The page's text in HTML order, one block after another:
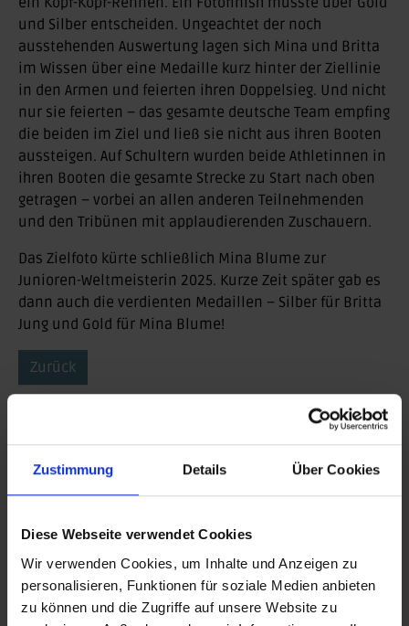
Zustimmung Details Über Cookies
Diese Webseite verwendet Cookies
Wir verwenden Cookies, um Inhalte und Anzeigen zu
personalisieren, Funktionen für soziale Medien anbieten
zu können und die Zugriffe auf unsere Website zu
und Silber entscheiden. Ungeachtet der noch
ausstehenden Auswertung lagen sich Mina und Britta
im Wissen über eine Medaille kurz hinter der Ziellinie
in den Armen und feierten ihren Doppelsieg. Und nicht
nur sie feierten – das gesamte deutsche Team empfing
die beiden im Ziel und ließ sie nicht aus ihren Booten
aussteigen. Auf Schultern wurden beide Athletinnen in
ihren Booten die gesamte Strecke zu Start nach oben
getragen – vorbei an allen anderen Teilnehmenden
und den Tribünen mit applaudierenden Zuschauern.
Das Zielfoto kürte schließlich Mina Blume zur
Junioren-Weltmeisterin 2025. Kurze Zeit später gab es
dann auch die verdienten Medaillen – Silber für Britta
Jung und Gold für Mina Blume!
Zurück
BEITRAG TEILEN
teilen